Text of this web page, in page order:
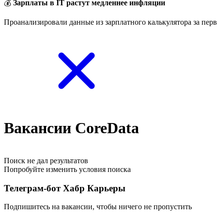
💰 Зарплаты в IT растут медленнее инфляции
Проанализировали данные из зарплатного калькулятора за
Вакансии CoreData
Поиск не дал результатов
Попробуйте изменить условия поиска
Телеграм-бот Хабр Карьеры
Подпишитесь на вакансии, чтобы ничего не пропустить